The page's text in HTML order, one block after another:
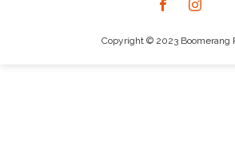
Copyright © 2023 Boomerang